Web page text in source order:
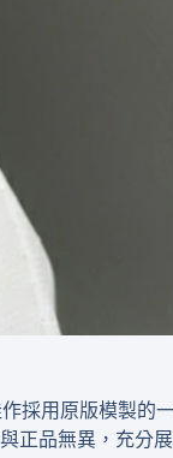
採用原版模製的
正品無異，充分